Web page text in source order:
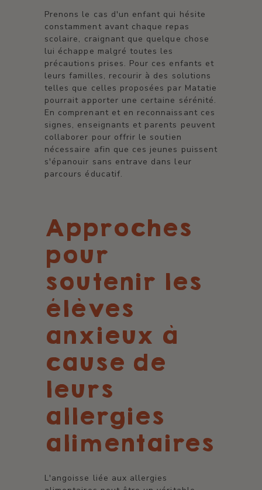
Prenons le cas d'un enfant qui hésite
constamment avant chaque repas
scolaire, craignant que quelque chose
lui échappe malgré toutes les
précautions prises. Pour ces enfants et
leurs familles, recourir à des solutions
telles que celles proposées par Matatie
pourrait apporter une certaine sérénité.
En comprenant et en reconnaissant ces
signes, enseignants et parents peuvent
collaborer pour offrir le soutien
nécessaire afin que ces jeunes puissent
s'épanouir sans entrave dans leur
parcours éducatif.
Approches
pour
soutenir les
élèves
anxieux à
cause de
leurs
allergies
alimentaires
L'angoisse liée aux allergies